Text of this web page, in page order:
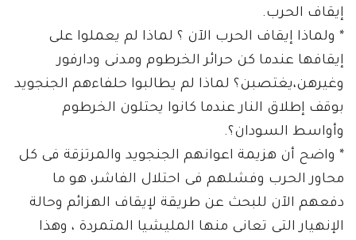
إيقاف الحرب.
* ولماذا إيقاف الحرب الآن ؟ لماذا لم يعملوا على
إيقافها عندما كن حرائر الخرطوم ومدنى ودارفور
وغيرهن،يغتصبن؟ لماذا لم يطالبوا حلفاءهم الجنجويد
بوقف إطلاق النار عندما كانوا يحتلون الخرطوم
وأواسط السودان؟.
* واضح أن هزيمة اعوانهم الجنجويد والمرتزقة فى كل
محاور الحرب وفشلهم فى احتلال الفاشر، هو ما
دفعهم الآن للبحث عن طريقة لإيقاف الهزائم وحالة
الإنهيار التى تعانى منها المليشيا المتمردة ، وهذا